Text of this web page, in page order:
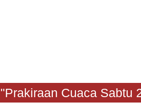
Cuaca Sabtu 24